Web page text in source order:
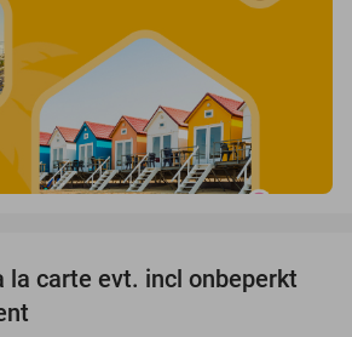
44%
la carte evt. incl onbeperkt